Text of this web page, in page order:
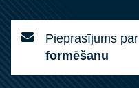
Pieprasījums par
formēšanu